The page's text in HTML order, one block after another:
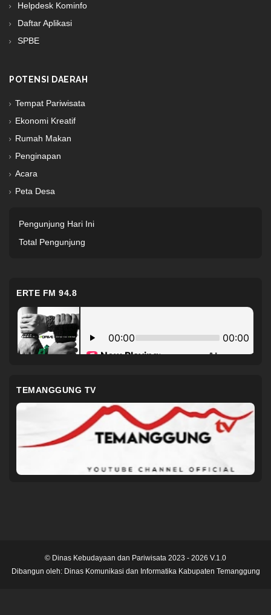
Helpdesk Kominfo
Daftar Aplikasi
SPBE
POTENSI DAERAH
Tempat Pariwisata
Ekonomi Kreatif
Rumah Makan
Penginapan
Acara
Peta Desa
Pengunjung Hari Ini
Total Pengunjung
ERTE FM 94.8
TEMANGGUNG TV
© Dinas Kebudayaan dan Pariwisata 2023 - 2026 V.1.0
Dibangun oleh: Dinas Komunikasi dan Informatika Kabupaten Temanggung